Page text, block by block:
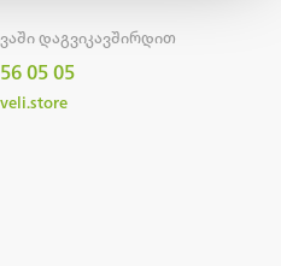
დაგვიკავშირდით
05 05